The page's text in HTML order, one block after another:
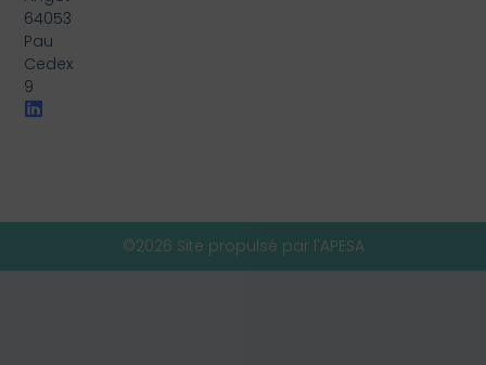
64053
Pau
Cedex
9
©2026 Site propulsé par l'APESA